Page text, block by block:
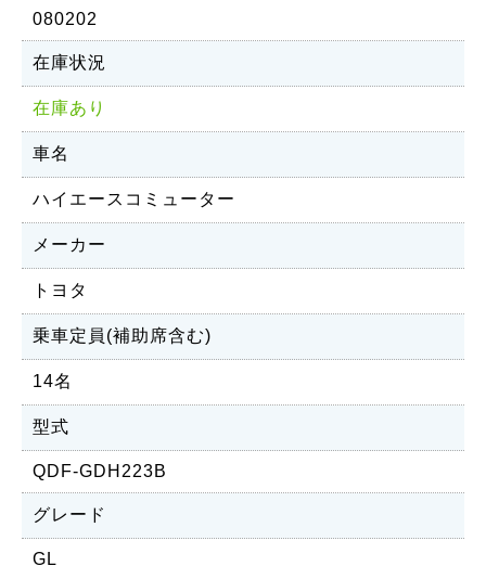
080202
在庫状況
在庫あり
車名
ハイエースコミューター
メーカー
トヨタ
乗車定員(補助席含む)
14名
型式
QDF-GDH223B
グレード
GL